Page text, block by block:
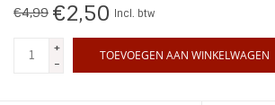
€4,99 €2,50 Incl. btw
+
-
TOEVOEGEN AAN WINKELWAGEN